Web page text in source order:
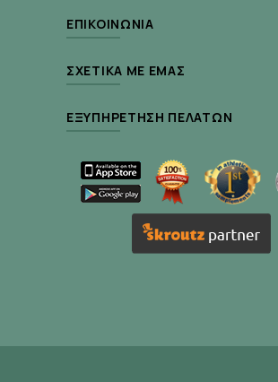
ΕΠΙΚΟΙΝΩΝΊΑ
ΣΧΕΤΙΚΆ ΜΕ ΕΜΆΣ
ΕΞΥΠΗΡΈΤΗΣΗ ΠΕΛΑΤΏΝ